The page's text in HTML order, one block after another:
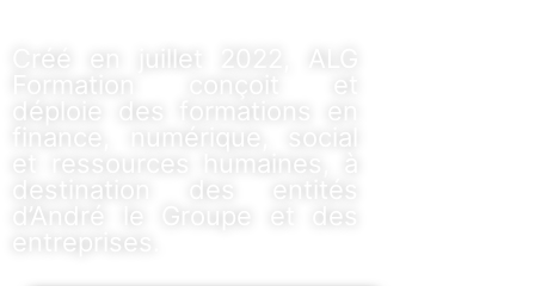
Créé en juillet 2022, ALG
Formation conçoit et
déploie des formations en
finance, numérique, social
et ressources humaines, à
destination des entités
d’André le Groupe et des
entreprises.